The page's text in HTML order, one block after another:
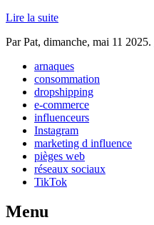
Lire la suite
Par Pat, dimanche, mai 11 2025.
arnaques
consommation
dropshipping
e-commerce
influenceurs
Instagram
marketing d influence
pièges web
réseaux sociaux
TikTok
Menu